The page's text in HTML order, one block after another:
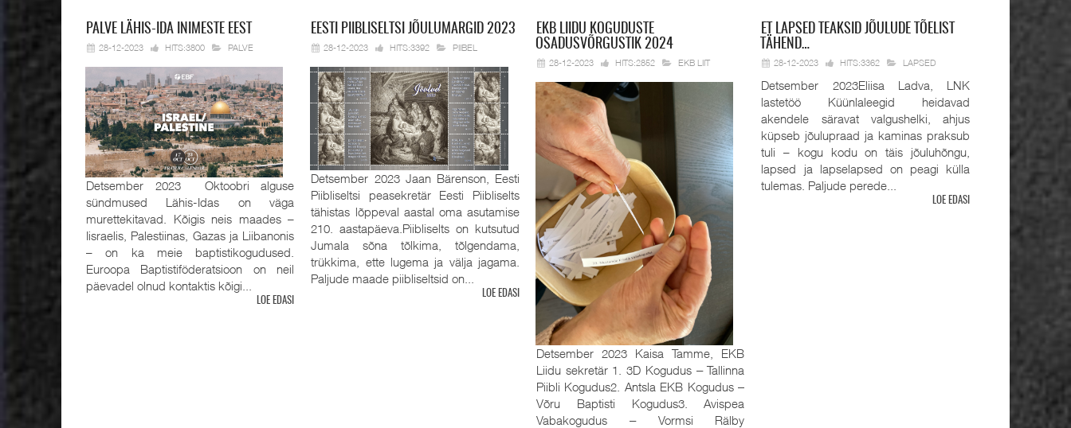
PALVE LÄHIS-IDA INIMESTE EEST
28-12-2023 HITS:3800 PALVE
Detsember 2023 Oktoobri alguse
sündmused Lähis-Idas on väga
murettekitavad. Kõigis neis maades –
Iisraelis, Palestiinas, Gazas ja Liibanonis
– on ka meie baptistikogudused.
Euroopa Baptistiföderatsioon on neil
päevadel olnud kontaktis kõigi...
LOE EDASI
EESTI PIIBLISELTSI JÕULUMARGID 2023
28-12-2023 HITS:3392 PIIBEL
Detsember 2023 Jaan Bärenson, Eesti
Piibliseltsi peasekretär Eesti Piibliselts
tähistas lõppeval aastal oma asutamise
210. aastapäeva.Piibliselts on kutsutud
Jumala sõna tõlkima, tõlgendama,
trükkima, ette lugema ja välja jagama.
Paljude maade piibliseltsid on...
LOE EDASI
EKBLIIDU KOGUDUSTE
OSADUSVÕRGUSTIK 2024
28-12-2023 HITS:2852 EKB LIIT
Detsember 2023 Kaisa Tamme, EKB
Liidu sekretär 1. 3D Kogudus ‒ Tallinna
Piibli Kogudus2. Antsla EKB Kogudus ‒
Võru Baptisti Kogudus3. Avispea
Vabakogudus ‒ Vormsi Rälby
ET
LAPSED TEAKSID JÕULUDE TÕELIST
TÄHEND…
28-12-2023 HITS:3362 LAPSED
Detsember 2023Eliisa Ladva, LNK
lastetöö Küünlaleegid heidavad
akendele säravat valgushelki, ahjus
küpseb jõulupraad ja kaminas praksub
tuli – kogu kodu on täis jõuluhõngu,
lapsed ja lapselapsed on peagi külla
tulemas. Paljude perede...
LOE EDASI